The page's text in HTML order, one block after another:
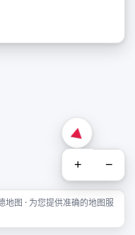
+ −
图 · 为您提供准确的地图服